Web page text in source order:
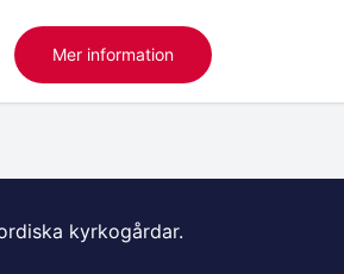
Mer information
kyrkogårdar.